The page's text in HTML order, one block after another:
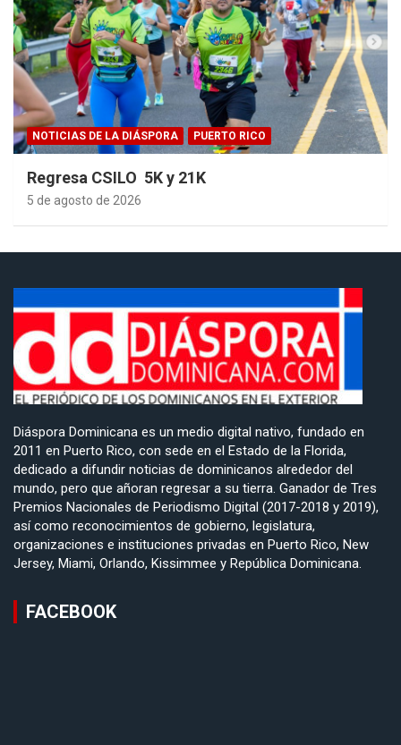
NOTICIAS DE LA DIÁSPORA PUERTO RICO
Regresa CSILO 5K y 21K
5 de agosto de 2026
Diáspora Dominicana es un medio digital nativo, fundado en
2011 en Puerto Rico, con sede en el Estado de la Florida,
dedicado a difundir noticias de dominicanos alrededor del
mundo, pero que añoran regresar a su tierra. Ganador de Tres
Premios Nacionales de Periodismo Digital (2017-2018 y 2019),
así como reconocimientos de gobierno, legislatura,
organizaciones e instituciones privadas en Puerto Rico, New
Jersey, Miami, Orlando, Kissimmee y República Dominicana.
FACEBOOK